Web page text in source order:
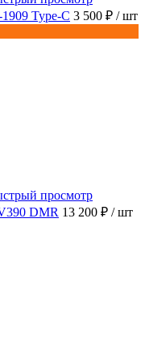
Type-C 3 500 ₽ / шт
просмотр
DMR 13 200 ₽ / шт